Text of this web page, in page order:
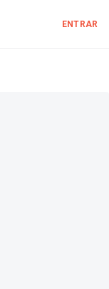
ENTRAR